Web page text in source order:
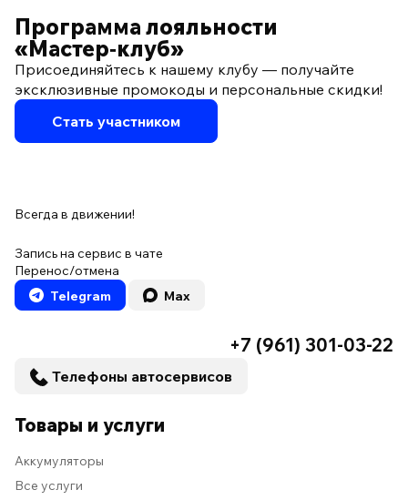
Программа лояльности
«Мастер‑клуб»
Присоединяйтесь к нашему клубу — получайте
эксклюзивные промокоды и персональные скидки!
Стать участником
Всегда в движении!
Запись на сервис в чате
Перенос/отмена
Telegram
Max
+7 (961) 301-03-22
Телефоны автосервисов
Товары и услуги
Аккумуляторы
Все услуги